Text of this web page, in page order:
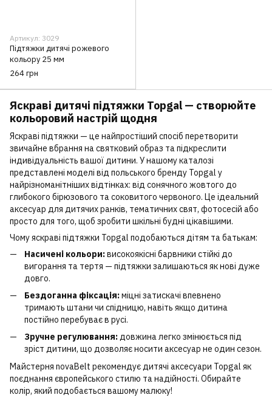
Артикул: 3029
Підтяжки дитячі рожевого
кольору 25 мм
264 грн
Яскраві дитячі підтяжки Topgal — створюйте
кольоровий настрій щодня
Яскраві підтяжки — це найпростіший спосіб перетворити
звичайне вбрання на святковий образ та підкреслити
індивідуальність вашої дитини. У нашому каталозі
представлені моделі від польського бренду Topgal у
найрізноманітніших відтінках: від сонячного жовтого до
глибокого бірюзового та соковитого червоного. Це ідеальний
аксесуар для дитячих ранків, тематичних свят, фотосесій або
просто для того, щоб зробити шкільні будні цікавішими.
Чому яскраві підтяжки Topgal подобаються дітям та батькам:
Насичені кольори:високоякісні барвники стійкі до
вигорання та тертя — підтяжки залишаються як нові дуже
довго.
Бездоганна фіксація:міцні затискачі впевнено
тримають штани чи спідницю, навіть якщо дитина
постійно перебуває в русі.
Зручне регулювання:довжина легко змінюється під
зріст дитини, що дозволяє носити аксесуар не один сезон.
Майстерня novaBelt рекомендує дитячі аксесуари Topgal як
поєднання європейського стилю та надійності. Обирайте
колір, який подобається вашому малюку!